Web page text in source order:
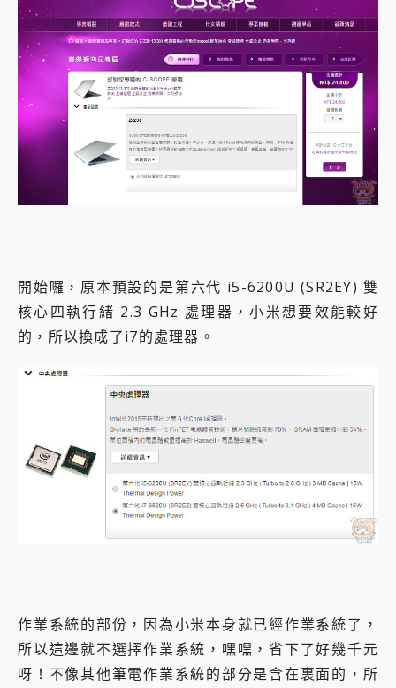
開始囉，原本預設的是第六代 i5-6200U (SR2EY) 雙
核心四執行緒 2.3 GHz 處理器，小米想要效能較好
的，所以換成了i7的處理器。
作業系統的部份，因為小米本身就已經作業系統了，
所以這邊就不選擇作業系統，嘿嘿，省下了好幾千元
呀！不像其他筆電作業系統的部分是含在裏面的，所